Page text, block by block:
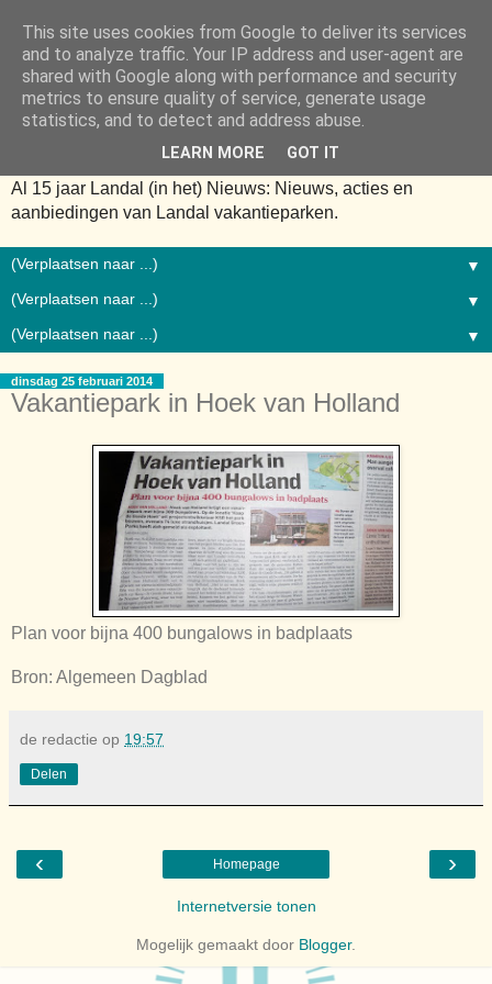
Al 15 jaar Landal (in het) Nieuws: Nieuws, acties en
aanbiedingen van Landal vakantieparken.
▼
▼
▼
dinsdag 25 februari 2014
Vakantiepark in Hoek van Holland
Plan voor bijna 400 bungalows in badplaats
Bron: Algemeen Dagblad
de redactie op 19:57
Delen
‹ ›
Homepage
Internetversie tonen
Mogelijk gemaakt door Blogger.
This site uses cookies from Google to deliver its services
and to analyze traffic. Your IP address and user-agent are
shared with Google along with performance and security
metrics to ensure quality of service, generate usage
statistics, and to detect and address abuse.
LEARN MORE GOT IT